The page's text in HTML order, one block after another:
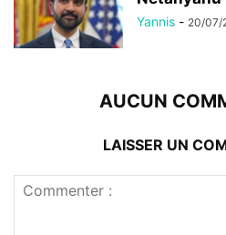
Yannis - 20/07/
AUCUN
LAISSER UN